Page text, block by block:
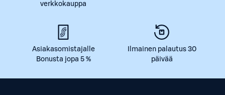
verkkokauppa
Asiakasomistajalle
Bonusta jopa 5 %
Ilmainen palautus 30
päivää